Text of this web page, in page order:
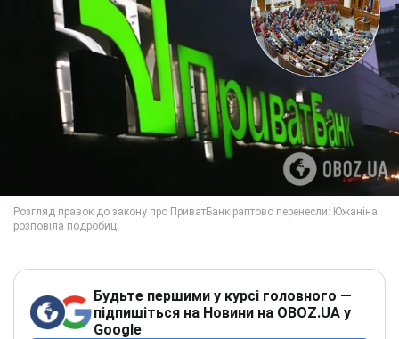
Будьте першими у курсі головного —
підпишіться на Новини на OBOZ.UA у
Google